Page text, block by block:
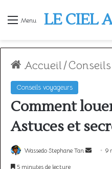
Menu LE CIEL
Accueil/
Conseils voyageurs
Comment
Astuces et
Wassedo Stephane Tan 9
5 minutes de lecture